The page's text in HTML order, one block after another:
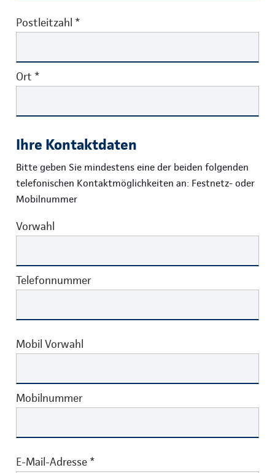
Postleitzahl *
Ort *
Ihre Kontaktdaten
Bitte geben Sie mindestens eine der beiden folgenden
telefonischen Kontaktmöglichkeiten an: Festnetz- oder
Mobilnummer
Vorwahl
Telefonnummer
Mobil Vorwahl
Mobilnummer
E-Mail-Adresse *